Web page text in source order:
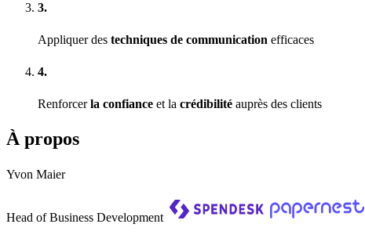
3.
Appliquer des techniques de communication efficaces
4.
Renforcerla confiance et la crédibilité auprès des clients
À propos
Yvon Maier
Head of Business Development